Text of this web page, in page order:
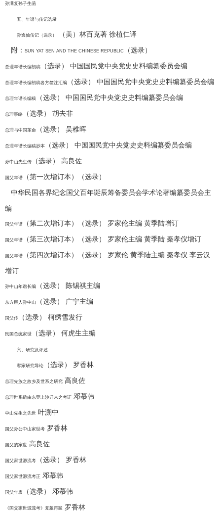
孙满复孙子生函
五、年谱与传记选录
孙逸仙传记（选录）
（美）林百克著 徐植仁译
附： SUN YAT SEN AND THE CHINESE REPUBLIC （选录）
总理年谱长编初稿 （选录） 中国国民党中央党史史料编纂委员会编
总理年谱长编初稿各方签注汇编 （选录） 中国国民党中央党史史料编纂委员会编
总理年谱长编稿 （选录） 中国国民党中央党史史料编纂委员会编
总理事略 （选录） 胡去非
总理与中国革命 （选录） 吴稚晖
总理年谱长编稿抄本 （选录） 中国国民党中央党史史料编纂委员会编
孙中山先生传 （选录） 高良佐
国父年谱
（第一次增订本）（选录）
中华民国各界纪念国父百年诞辰筹备委员会学术论著编纂委员会主
编
国父年谱 （第二次增订本）（选录） 罗家伦主编 黄季陆增订
国父年谱 （第三次增订本）（选录） 罗家伦主编 黄季陆 秦孝仪增订
国父年谱
（第四次增订本）（选录） 罗家伦 黄季陆主编 秦孝仪 李云汉
增订
孙中山年谱长编 （选录） 陈锡祺主编
东方巨人孙中山 （选录） 广宁主编
国父传 （选录） 柯绣雪发行
民国总统家世 （选录） 何虎生主编
六、研究及评述
客家研究导论 （选录） 罗香林
总理先族之故乡及世系之研究 高良佐
总理世系确由东莞上沙迁来之考证 邓慕韩
中山先生之先世 叶溯中
国父孙公中山家世考 罗香林
国父的家世 高良佐
国父家世源流考 （选录） 罗香林
国父家世源流考正 邓慕韩
国父年表 （选录） 邓慕韩
《国父家世源流考》复版再跋 罗香林